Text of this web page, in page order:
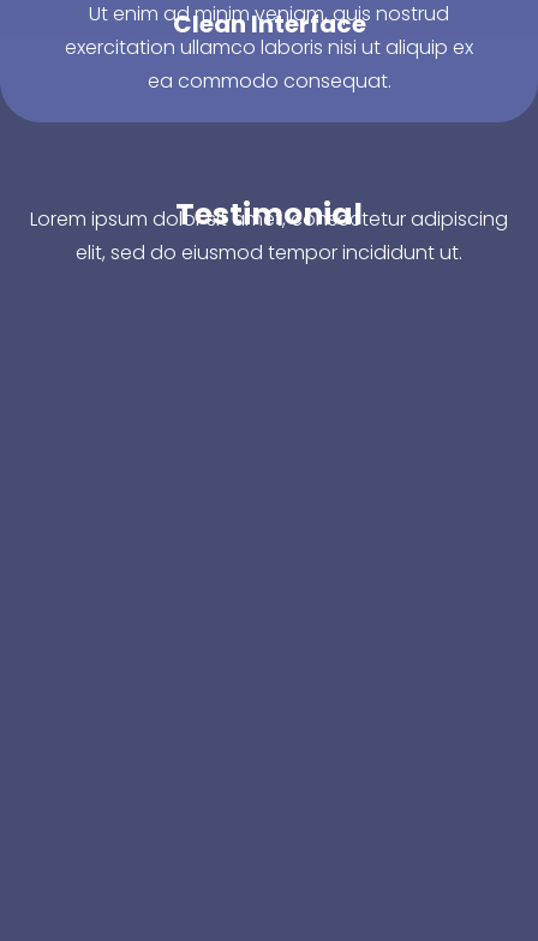
Clean Interface
Ut enim ad minim veniam, quis nostrud
exercitation ullamco laboris nisi ut aliquip ex
ea commodo consequat.
Testimonial
Lorem ipsum dolor sit amet, consectetur adipiscing
elit, sed do eiusmod tempor incididunt ut.